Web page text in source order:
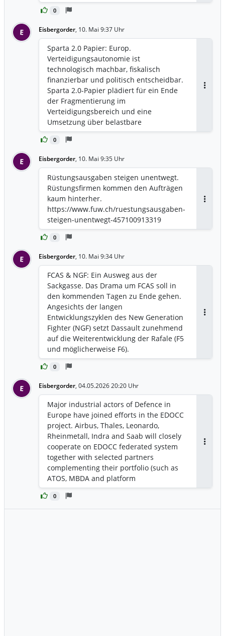
0
Digitalbranche https://suv.report/sparta-
2-0-der-plan-fuer-ein-souveraenes-
E Eisbergorder, 10. Mai 9:37 Uhr
0
Sparta 2.0 Papier: Europ.
Verteidigungsautonomie ist
technologisch machbar, fiskalisch
finanzierbar und politisch entscheidbar.
Sparta 2.0-Papier plädiert für ein Ende
der Fragmentierung im
Verteidigungsbereich und eine
Umsetzung über belastbare
Leitkoalitionen statt einer europäischen
Superstruktur. Die Mehrkosten für diese
verteidigungspolitischer Autonomie
schätzen sie auf 150-200 Mrd. Euro bis
2030 und auf etwa 500 Mrd. über das
nächste Jahrzehnt.
Verteidigungsausgaben sind
Investitionen in Europas Zukunft: Jeder
investierte Euro in Hochtechnologie kann
bis zu 1,50 Euro wirtschaftliche
https://www.kielinstitut.de/de/publikatio
nen/aktuelles/europaeische-
verteidigungsautonomie-ist-
technologisch-machbar-fiskalisch-
finanzierbar-und-politisch-entscheidbar/
E Eisbergorder, 10. Mai 9:35 Uhr
0
Rüstungsausgaben steigen unentwegt.
Rüstungsfirmen kommen den Aufträgen
kaum hinterher.
https://www.fuw.ch/ruestungsausgaben-
steigen-unentwegt-457100913319
E Eisbergorder, 10. Mai 9:34 Uhr
0
FCAS & NGF: Ein Ausweg aus der
Sackgasse. Das Drama um FCAS soll in
den kommenden Tagen zu Ende gehen.
Angesichts der langen
Entwicklungszyklen des New Generation
Fighter (NGF) setzt Dassault zunehmend
auf die Weiterentwicklung der Rafale (F5
und möglicherweise F6).
https://dgap.org/de/forschung/publikatio
nen/fcas-ngf-ein-ausweg-aus-der-
E Eisbergorder, 04.05.2026 20:20 Uhr
0
Major industrial actors of Defence in
Europe have joined efforts in the EDOCC
project. Airbus, Thales, Leonardo,
Rheinmetall, Indra and Saab will closely
cooperate on EDOCC federated system
together with selected partners
complementing their portfolio (such as
ATOS, MBDA and platform
manufacturers) and several innovative
European companies.
https://ec.europa.eu/info/funding-